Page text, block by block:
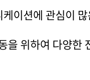
이션에 관심이
을 위하여 다양한